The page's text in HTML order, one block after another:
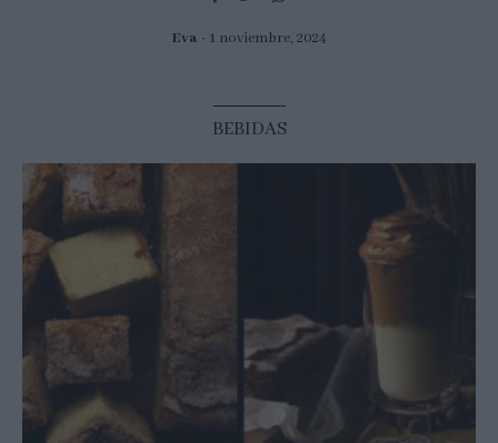
Eva 1 noviembre, 2024
BEBIDAS